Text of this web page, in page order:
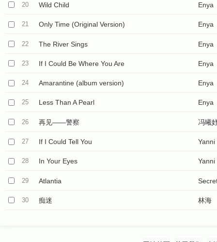
20 Wild Child Enya
21 Only Time (Original Version) Enya
22 The River Sings Enya
23 If I Could Be Where You Are Enya
24 Amarantine (album version) Enya
25 Less Than A Pearl Enya
26 再见——警察 冯曦
27 If I Could Tell You Yanni
28 In Your Eyes Yanni
29 Atlantia
30 痴迷 林海